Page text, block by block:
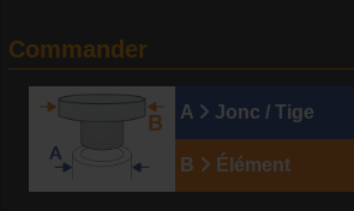
Commander
A Jonc / Tige
B Élément